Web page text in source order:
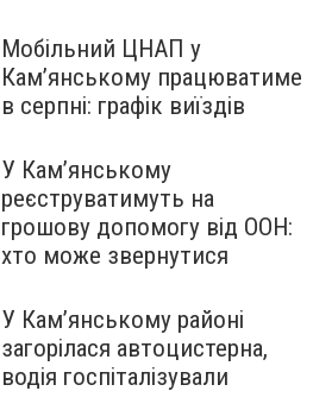
Мобільний ЦНАП у
Кам’янському працюватиме
в серпні: графік виїздів
У Кам’янському
реєструватимуть на
грошову допомогу від ООН:
хто може звернутися
У Кам’янському районі
загорілася автоцистерна,
водія госпіталізували